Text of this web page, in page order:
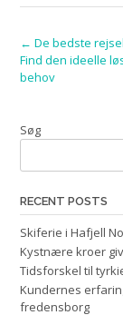
Post
← De bedste
Find den ideelle
behov
Søg
RECENT POSTS
Skiferie i Hafjell
Kystnære kroer
Tidsforskel til
Kundernes
fredensborg